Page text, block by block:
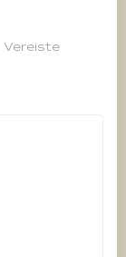
Vereiste